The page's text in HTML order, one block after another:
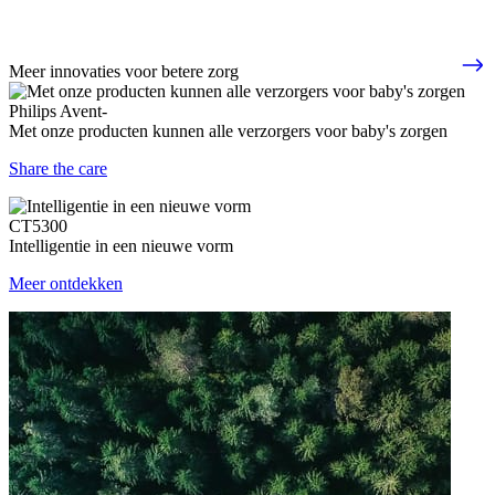
Meer innovaties voor betere zorg
Philips Avent-
Met onze producten kunnen alle verzorgers voor baby's zorgen
Share the care
CT5300
Intelligentie in een nieuwe vorm
Meer ontdekken